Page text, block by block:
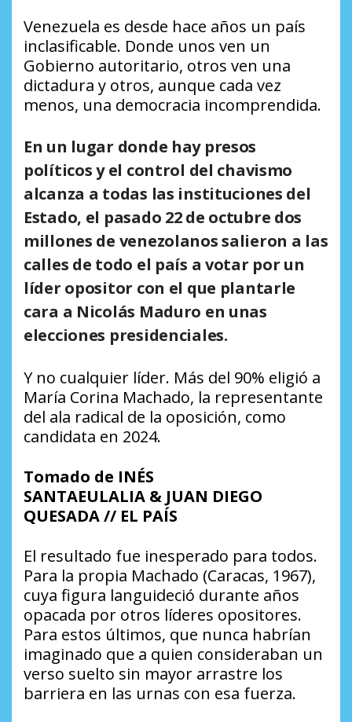
Venezuela es desde hace años un país
inclasificable. Donde unos ven un
Gobierno autoritario, otros ven una
dictadura y otros, aunque cada vez
menos, una democracia incomprendida.
En un lugar donde hay presos
políticos y el control del chavismo
alcanza a todas las instituciones del
Estado, el pasado 22 de octubre dos
millones de venezolanos salieron a las
calles de todo el país a votar por un
líder opositor con el que plantarle
cara a Nicolás Maduro en unas
elecciones presidenciales.
Y no cualquier líder. Más del 90% eligió a
María Corina Machado, la representante
del ala radical de la oposición, como
candidata en 2024.
Tomado de INÉS
SANTAEULALIA & JUAN DIEGO
QUESADA // EL PAÍS
El resultado fue inesperado para todos.
Para la propia Machado (Caracas, 1967),
cuya figura languideció durante años
opacada por otros líderes opositores.
Para estos últimos, que nunca habrían
imaginado que a quien consideraban un
verso suelto sin mayor arrastre los
barriera en las urnas con esa fuerza.